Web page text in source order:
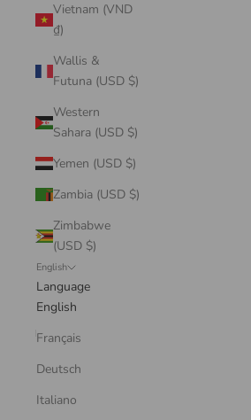
Vietnam (VND
₫)
Wallis &
Futuna (USD $)
Western
Sahara (USD $)
Yemen (USD $)
Zambia (USD $)
Zimbabwe
(USD $)
English
Language
English
Français
Deutsch
Italiano